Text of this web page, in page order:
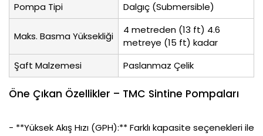
Pompa Tipi
Dalgıç (Submersible)
Maks. Basma Yüksekliği
4 metreden (13 ft) 4.6
metreye (15 ft) kadar
Şaft Malzemesi
Paslanmaz Çelik
Öne Çıkan Özellikler – TMC Sintine Pompaları
- **Yüksek Akış Hızı (GPH):** Farklı kapasite seçenekleri ile